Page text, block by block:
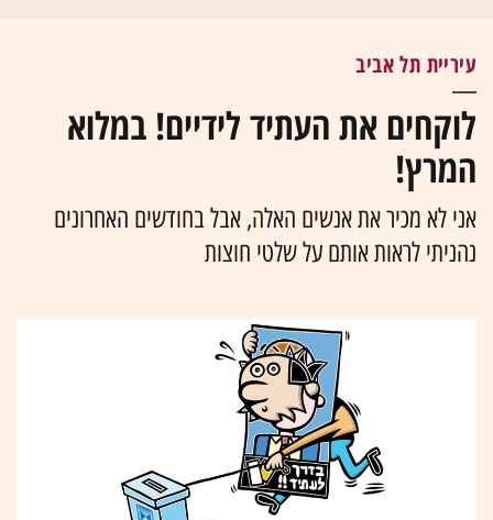
עיריית תל אביב
לוקחים את העתיד לידיים! במלוא
המרץ!
אני לא מכיר את אנשים האלה, אבל בחודשים האחרונים
נהניתי לראות אותם על שלטי חוצות